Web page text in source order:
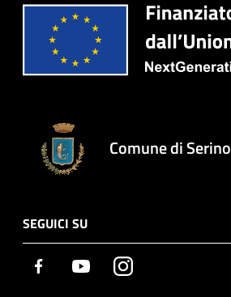
Comune di Serino
SEGUICI SU
Facebook YoutubeInstagram